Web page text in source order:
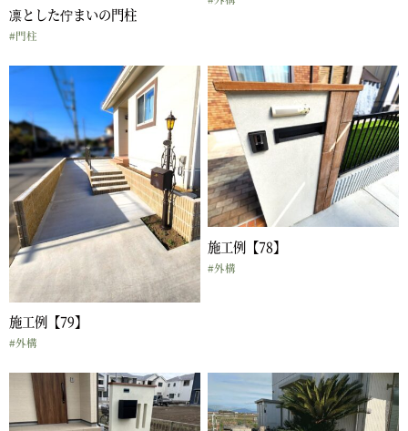
凛とした佇まいの門柱
#門柱
施工例【79】
#外構
施工例【78】
#外構